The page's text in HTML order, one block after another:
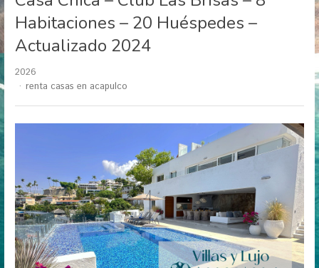
Habitaciones – 20 Huéspedes –
Actualizado 2024
2026
Author
renta casas en acapulco